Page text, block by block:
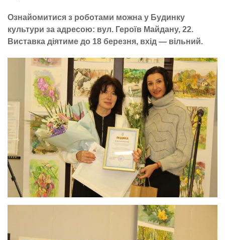
Ознайомитися з роботами можна у Будинку
культури за адресою: вул. Героїв Майдану, 22.
Виставка діятиме до 18 березня, вхід — вільний.